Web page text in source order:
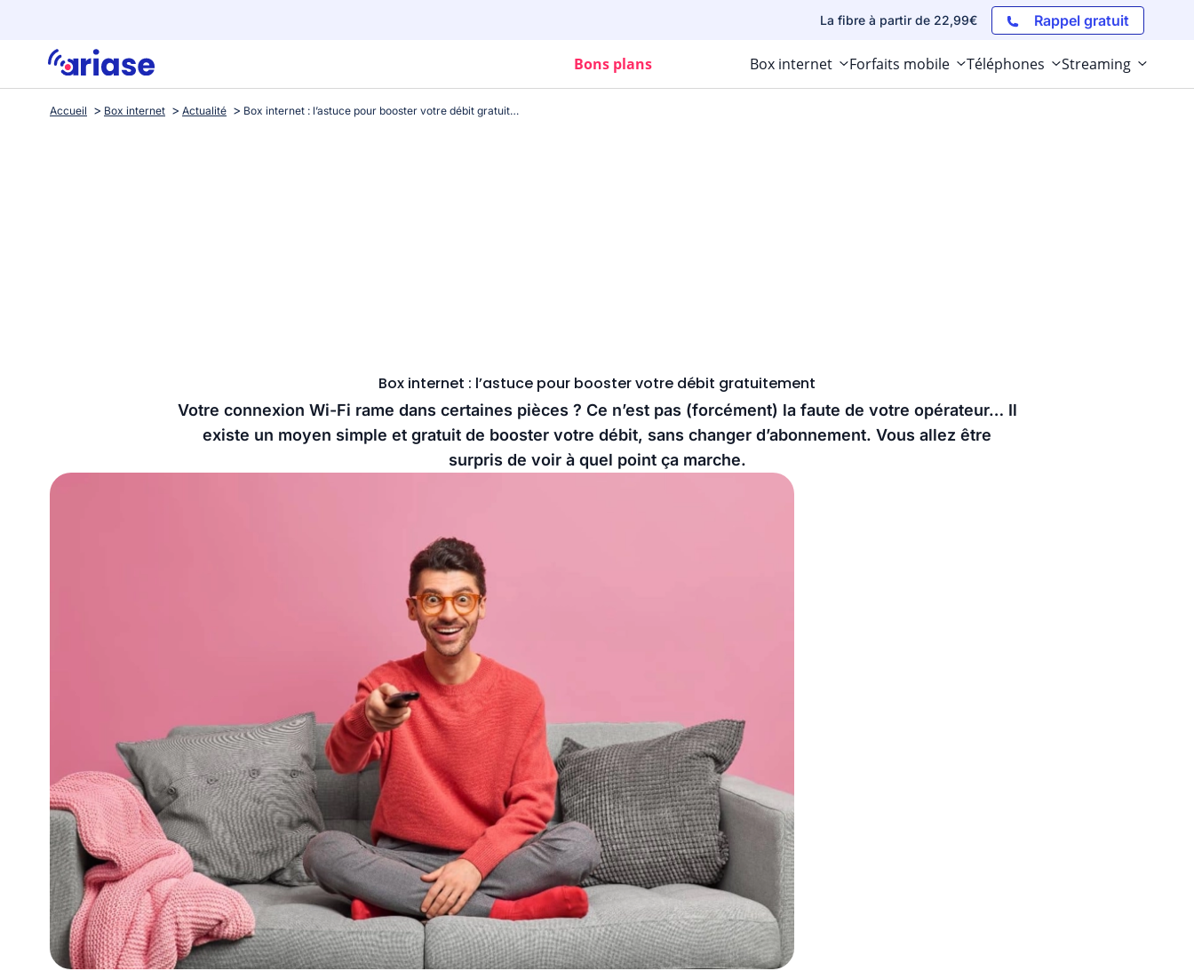
La fibre à partir de 22,99€ Rappel gratuit
Bons plans Box internet Forfaits mobile Téléphones Streaming
Accueil Box internet Actualité Box internet : l’astuce pour booster votre débit gratuitement
Box internet : l’astuce pour booster votre débit gratuitement
Votre connexion Wi-Fi rame dans certaines pièces ? Ce n’est pas (forcément) la faute de votre opérateur… Il
existe un moyen simple et gratuit de booster votre débit, sans changer d’abonnement. Vous allez être
surpris de voir à quel point ça marche.